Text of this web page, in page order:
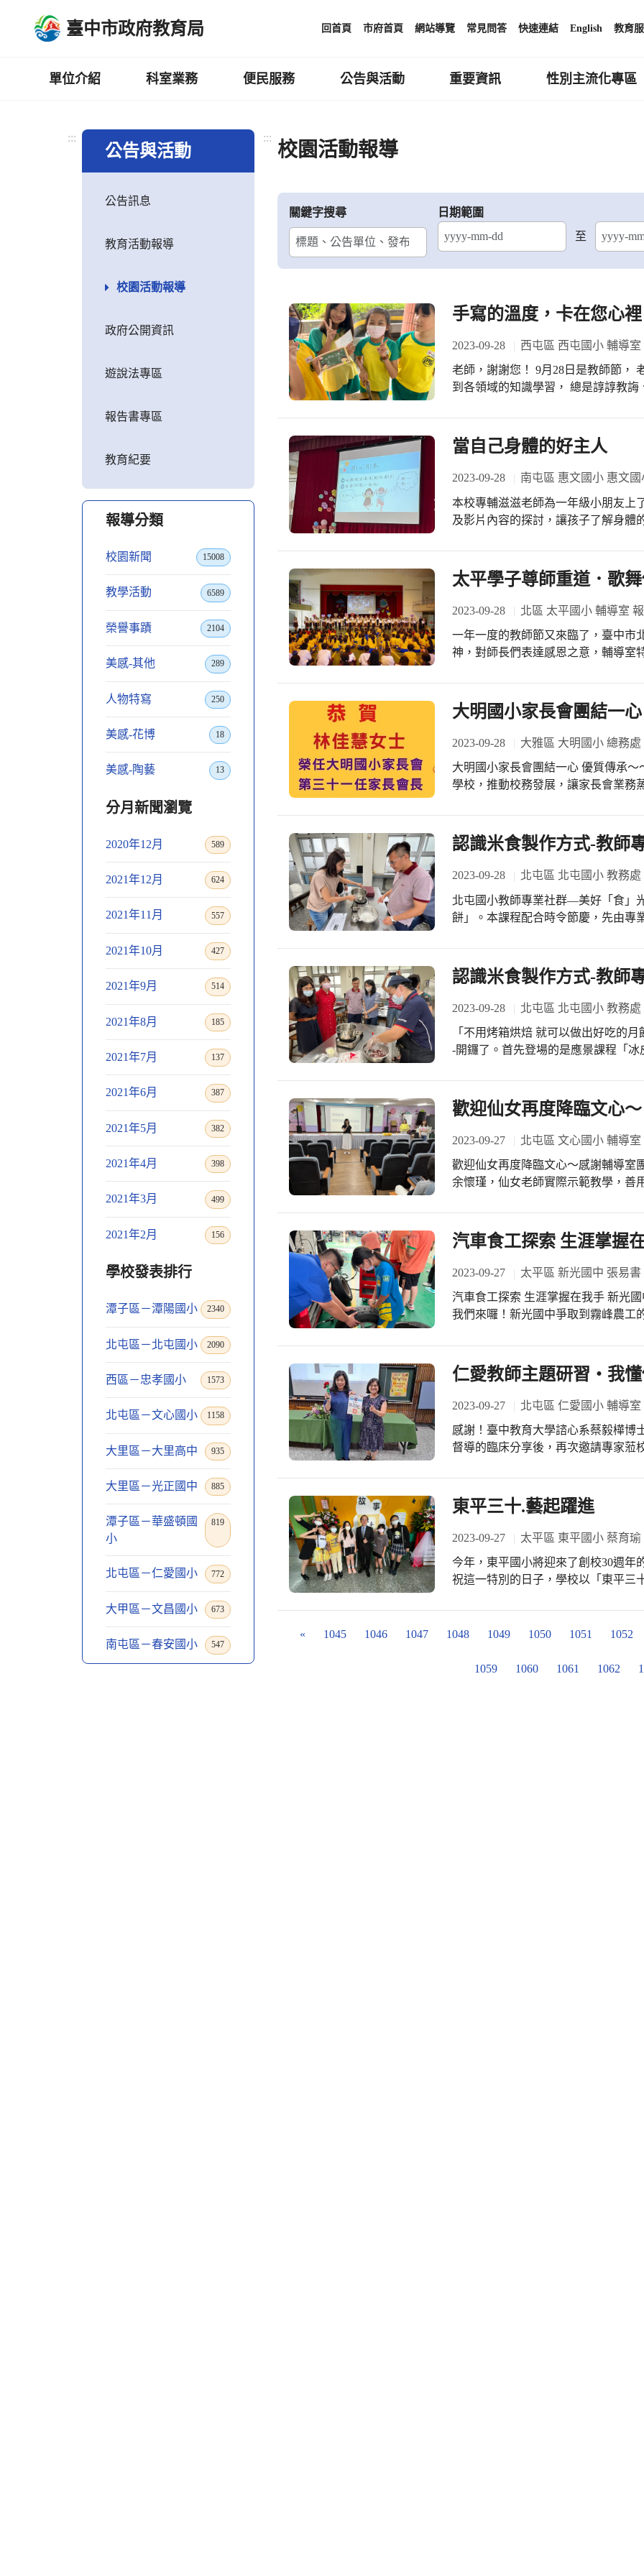
臺中市政府教育局 回首頁 市府首頁 網站導覽 常見問答 快速連結 English 教育
單位介紹 科室業務 便民服務 公告與活動 重要資訊 性別主流化專區
:::
公告與活動
公告訊息
教育活動報導
校園活動報導
政府公開資訊
遊說法專區
報告書專區
教育紀要
報導分類
校園新聞 15008
教學活動 6589
榮譽事蹟 2104
美感-其他 289
人物特寫 250
美感-花博 18
美感-陶藝 13
分月新聞瀏覽
2020年12月 589
2021年12月 624
2021年11月 557
2021年10月 427
2021年9月 514
2021年8月 185
2021年7月 137
2021年6月 387
2021年5月 382
2021年4月 398
2021年3月 499
2021年2月 156
學校發表排行
潭子區－潭陽國小 2340
北屯區－北屯國小 2090
西區－忠孝國小 1573
北屯區－文心國小 1158
大里區－大里高中 935
大里區－光正國中 885
潭子區－華盛頓國
小
819
北屯區－仁愛國小 772
大甲區－文昌國小 673
南屯區－春安國小 547
:::
校園活動報導
關鍵字搜尋
日期範圍
至
結束日期
手寫的溫度，卡在您心裡
2023-09-28 西屯區 西屯國小 輔導室
老師，謝謝您！ 9月28日是教師節，
到各領域的知識學習， 總是諄諄教誨、耐心陪
真、最美麗、最帥氣的樣子，送給老
愛師卡。校園裡，除了每天陪伴的導
子、愛護孩子、教導孩子。利用愛師
年6月才剛從西屯國小畢業的學生，
克風傳遞對老師的滿滿的謝意及載滿
蒸氣眼罩，感恩師長們對於學子們愛
生們，在今日9點28分共同舉杯，祝
當自己身體的好主人
2023-09-28 南屯區 惠文國小 惠文
本校專輔滋滋老師為一年級小朋友上
及影片內容的探討，讓孩子了解身體
太平學子尊師重道．歌
2023-09-28 北區 太平國小 輔導室
一年一度的教師節又來臨了，臺中市
神，對師長們表達感恩之意，輔導室
相，加上新學期學校來了多位的新老
員，輔導室特別蒐集及整理了全校教
透過照片認識師長，以便跟師長碰面
播頻道，學生只要在點播單上寫下想
勵學生透過空中向老師表達情意；非
苡安小朋友點播《遇見》送給低年級
人專屬的心形珍珠板上，由學生代表
關心與祝福。 教師節表揚活動在學校
在賴盷辰老師的指揮下，宛如天籟般
心扉；六年級全體小朋友一起表演帶
腰包請老師們喝咖啡，讓教師們感受
示：教師平日不僅傳授學生知識、還
有深遠的影響。學校結合教師節辦理
以鼓舞教師教學士氣，促進師生之
環境。
大明國小家長會團結一
2023-09-28 大雅區 大明國小 總務處
大明國小家長會團結一心 優質傳承～
學校，推動校務發展，讓家長會業務蒸蒸日上。 ???恭喜林佳慧女
及班級家長會召集人們熱情出席，更
們，讓我們一起攜手努力，匯集所有
認識米食製作方式-教師
2023-09-28 北屯區 北屯國小 教務處
北屯國小教師專業社群—美好「食」
餅」。本課程配合時令節慶，先由專
認識米食製作方式-教師
2023-09-28 北屯區 北屯國小 教務處
「不用烤箱烘焙 就可以做出好吃的月餅…」北屯國小教師專業社群—美好「食」光-
-開鑼了。首先登場的是應景課程「
歡迎仙女再度降臨文心～
2023-09-27 北屯區 文心國小 輔導室
歡迎仙女再度降臨文心～感謝輔導室
余懷瑾，仙女老師實際示範教學，善
汽車食工探索 生涯掌握
2023-09-27 太平區 新光國中 張易書
汽車食工探索 生涯掌握在我手 新光國中參加霧峰農工生涯探索課程 生涯試探課程
我們來囉！新光國中爭取到霧峰農工
車科主任曾經是中華民國派駐史瓦濟
睛為之一亮。 今日汽車科體驗的有
無分男女，都要「幫輪胎打洞」，不
學長的傳授密技之下，每一位新光的
師也讓所有的同學操作汽車換胎的方
過懂得自己找行李箱的備胎，然後換
加分效果。 下午的體驗課程是「食品
步驟加入蛋、麵粉、攪拌，著實讓吃
食品加工科老師的指導下，鳳梨酥順
的孩子也著手整理每一組的工作桌，
分享，這樣貼心的舉動，也讓霧農的
題，再三的感謝輔導室的佳璿組長，
仁愛教師主題研習‧我
2023-09-27 北屯區 仁愛國小 輔導室
感謝！臺中教育大學諮心系蔡毅樺博
督導的臨床分享後，再次邀請專家蒞
變想法、學習放鬆、降低壓力、情緒紓解)
軸圍繞在積極性關懷，能在教育現場
管教的關鍵性引擎。勉勵大家平時掌
門，以創意式治療提升個案樂觀意念
學生發出求救訊號的當下，避免發生
過不去的坎，大家應該「以愛化礙，
東平三十.藝起躍進
2023-09-27 太平區 東平國小 蔡育瑜
今年，東平國小將迎來了創校30週年
祝這一特別的日子，學校以「東平三
覽會」、象徵薪火傳承與社區情感連
樂晚會暨學生才藝發表會」、「兔躍
意象」、「校園最美一角攝影展」、
« 1045 1046 1047 1048 1049 1050 1051 1052
1059 1060 1061 1062